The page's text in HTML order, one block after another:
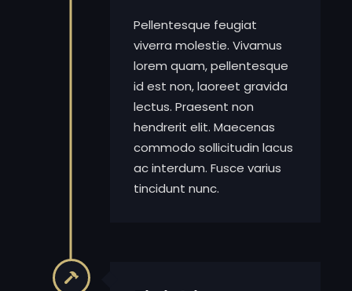
Pellentesque feugiat
viverra molestie. Vivamus
lorem quam, pellentesque
id est non, laoreet gravida
lectus. Praesent non
hendrerit elit. Maecenas
commodo sollicitudin lacus
ac interdum. Fusce varius
tincidunt nunc.